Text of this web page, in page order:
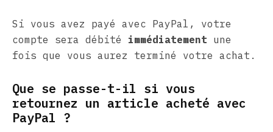
Si vous avez payé avec PayPal, votre
compte sera débité immédiatement une
fois que vous aurez terminé votre achat.
Que se passe-t-il si vous
retournez un article acheté avec
PayPal ?